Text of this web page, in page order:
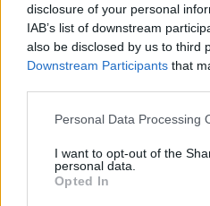
disclosure of your personal
IAB’s list of downstream
also be disclosed by us to third
Downstream Participants that
Personal Data Processing
I want to opt-out of the
personal data.
Opted In